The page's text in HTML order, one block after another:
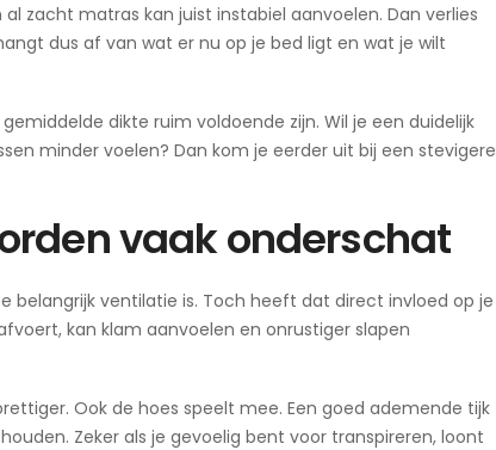
zacht matras kan juist instabiel aanvoelen. Dan verlies
dus af van wat er nu op je bed ligt en wat je wilt
dikte ruim voldoende zijn. Wil je een duidelijk
minder voelen? Dan kom je eerder uit bij een stevigere
vaak onderschat
belangrijk ventilatie is. Toch heeft dat direct invloed op je
kan klam aanvoelen en onrustiger slapen
Ook de hoes speelt mee. Een goed ademende tijk
Zeker als je gevoelig bent voor transpireren, loont